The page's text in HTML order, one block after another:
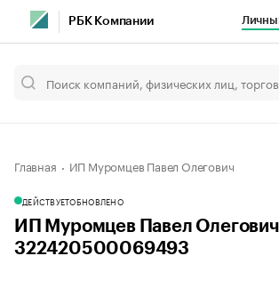
РБК Компании
Главная ИП Муромцев Павел Олегович
ДЕЙСТВУЕТОБНОВЛЕНО
ИП Муромцев Павел
322420500069493